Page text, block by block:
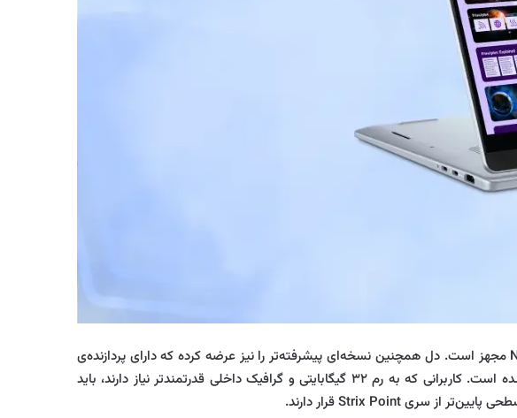
مدل پایه‌ی این لپ‌تاپ به ۱۶ گیگابایت رم LPDDR5 و حافظه SSD با ظرفیت ۵۱۲ گیگابایت از نوع NVMe PCIe 4.0 مجهز است. دل همچنین نسخه‌ای پیشرفته‌تر را نیز عرضه کرده که دارای پردازنده‌ی
Ryzen AI 7 350، گرافیک Radeon 860M و حافظه داخلی ۱ ترابایت می‌باشد. قیمت این مدل ۹۵۰ دلار اعلام شده است. کاربرانی که به رم ۳۲ گیگابایتی و گرافیک داخلی قدرتمندتر نیاز دارند، باید